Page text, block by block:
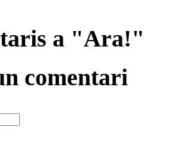
a "Ara!"
comentari